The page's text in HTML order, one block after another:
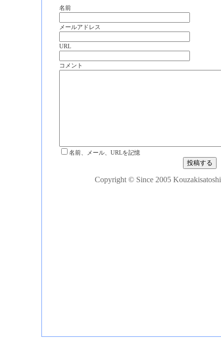
名前
メールアドレス
URL
コメント
名前、メール、URLを記憶
Copyright © Since 2005